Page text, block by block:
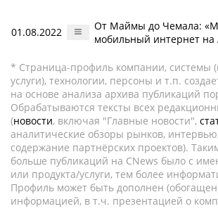
01.08.2022
От Маймы до Чемала:
мобильный интернет на
* Страница-профиль компании, системы
услуги), технологии, персоны и т.п.
на основе анализа архива публикаций
Обрабатываются тексты всех
(новости, включая "Главные новости",
аналитические обзоры рынков,
содержание партнёрских проектов).
больше публикаций на CNews было с
или продукта/услуги, тем более
Профиль может быть дополнен
информацией, в т.ч. презентацией о